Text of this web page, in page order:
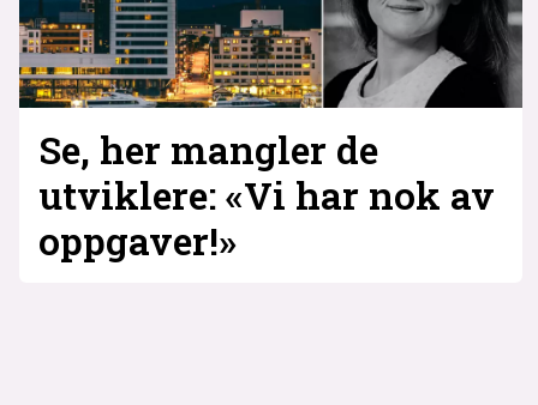
Se, her mangler de
utviklere: «Vi har nok av
oppgaver!»